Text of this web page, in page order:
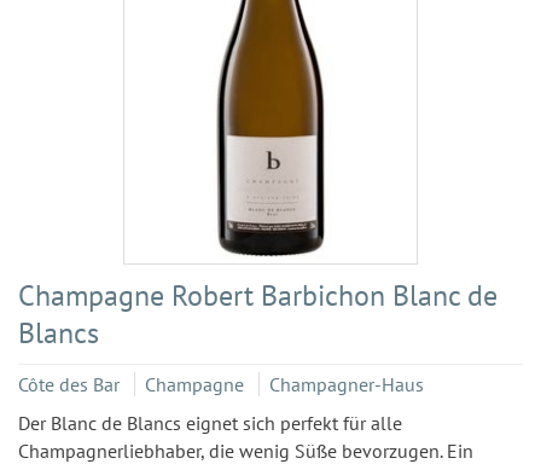
Champagne Robert Barbichon Blanc de
Blancs
Côte des Bar Champagne
Champagner-Haus
Der Blanc de Blancs eignet sich perfekt für alle
Champagnerliebhaber, die wenig Süße bevorzugen. Ein